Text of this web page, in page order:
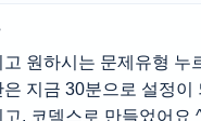
고 원하시는 문제유형 누
은 지금 30분으로 설정이
고, 코덱스로 만들었어요